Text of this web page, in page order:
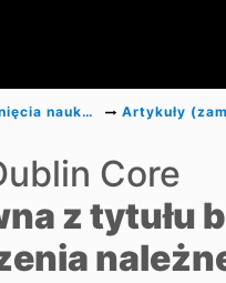
Pozostałe osiągnięcia naukowe Artykuły
Core
z tytułu